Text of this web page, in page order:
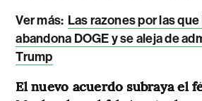
Ver más: Las razones por las
abandona DOGE y se aleja de
Trump
El nuevo acuerdo subraya el